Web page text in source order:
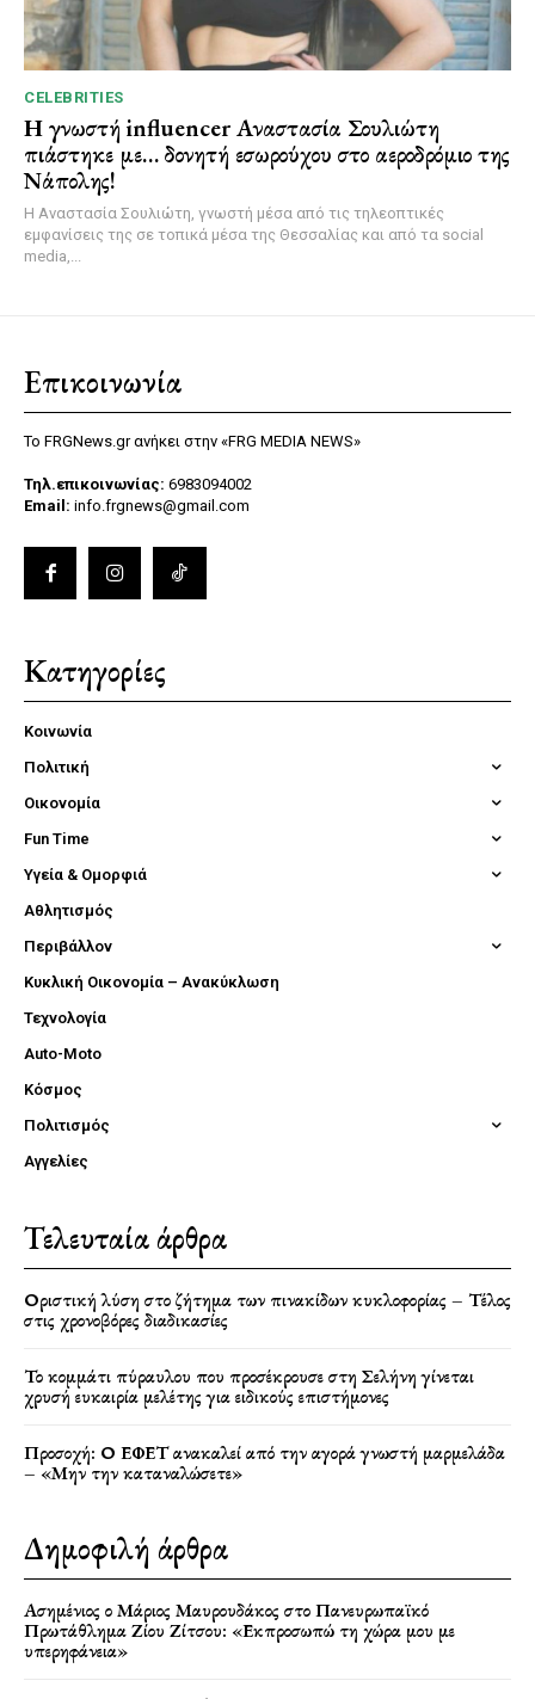
CELEBRITIES
Η γνωστή influencer Αναστασία Σουλιώτη
πιάστηκε με… δονητή εσωρούχου στο αεροδρόμιο της
Νάπολης!
Η Αναστασία Σουλιώτη, γνωστή μέσα από τις τηλεοπτικές
εμφανίσεις της σε τοπικά μέσα της Θεσσαλίας και από τα social
media,...
Επικοινωνία
Το FRGNews.gr ανήκει στην «FRG MEDIA NEWS»
Τηλ.επικοινωνίας: 6983094002
Email: info.frgnews@gmail.com
Κατηγορίες
Κοινωνία
Πολιτική
Οικονομία
Fun Time
Υγεία & Ομορφιά
Αθλητισμός
Περιβάλλον
Κυκλική Οικονομία – Ανακύκλωση
Τεχνολογία
Auto-Moto
Κόσμος
Πολιτισμός
Αγγελίες
Τελευταία άρθρα
Οριστική λύση στο ζήτημα των πινακίδων κυκλοφορίας – Τέλος
στις χρονοβόρες διαδικασίες
Το κομμάτι πύραυλου που προσέκρουσε στη Σελήνη γίνεται
χρυσή ευκαιρία μελέτης για ειδικούς επιστήμονες
Προσοχή: Ο ΕΦΕΤ ανακαλεί από την αγορά γνωστή μαρμελάδα
– «Μην την καταναλώσετε»
Δημοφιλή άρθρα
Ασημένιος ο Μάριος Μαυρουδάκος στο Πανευρωπαϊκό
Πρωτάθλημα Ζίου Ζίτσου: «Εκπροσωπώ τη χώρα μου με
υπερηφάνεια»